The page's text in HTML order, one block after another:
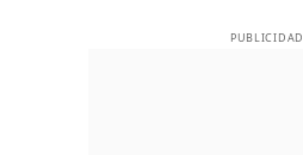
PUBLICIDAD